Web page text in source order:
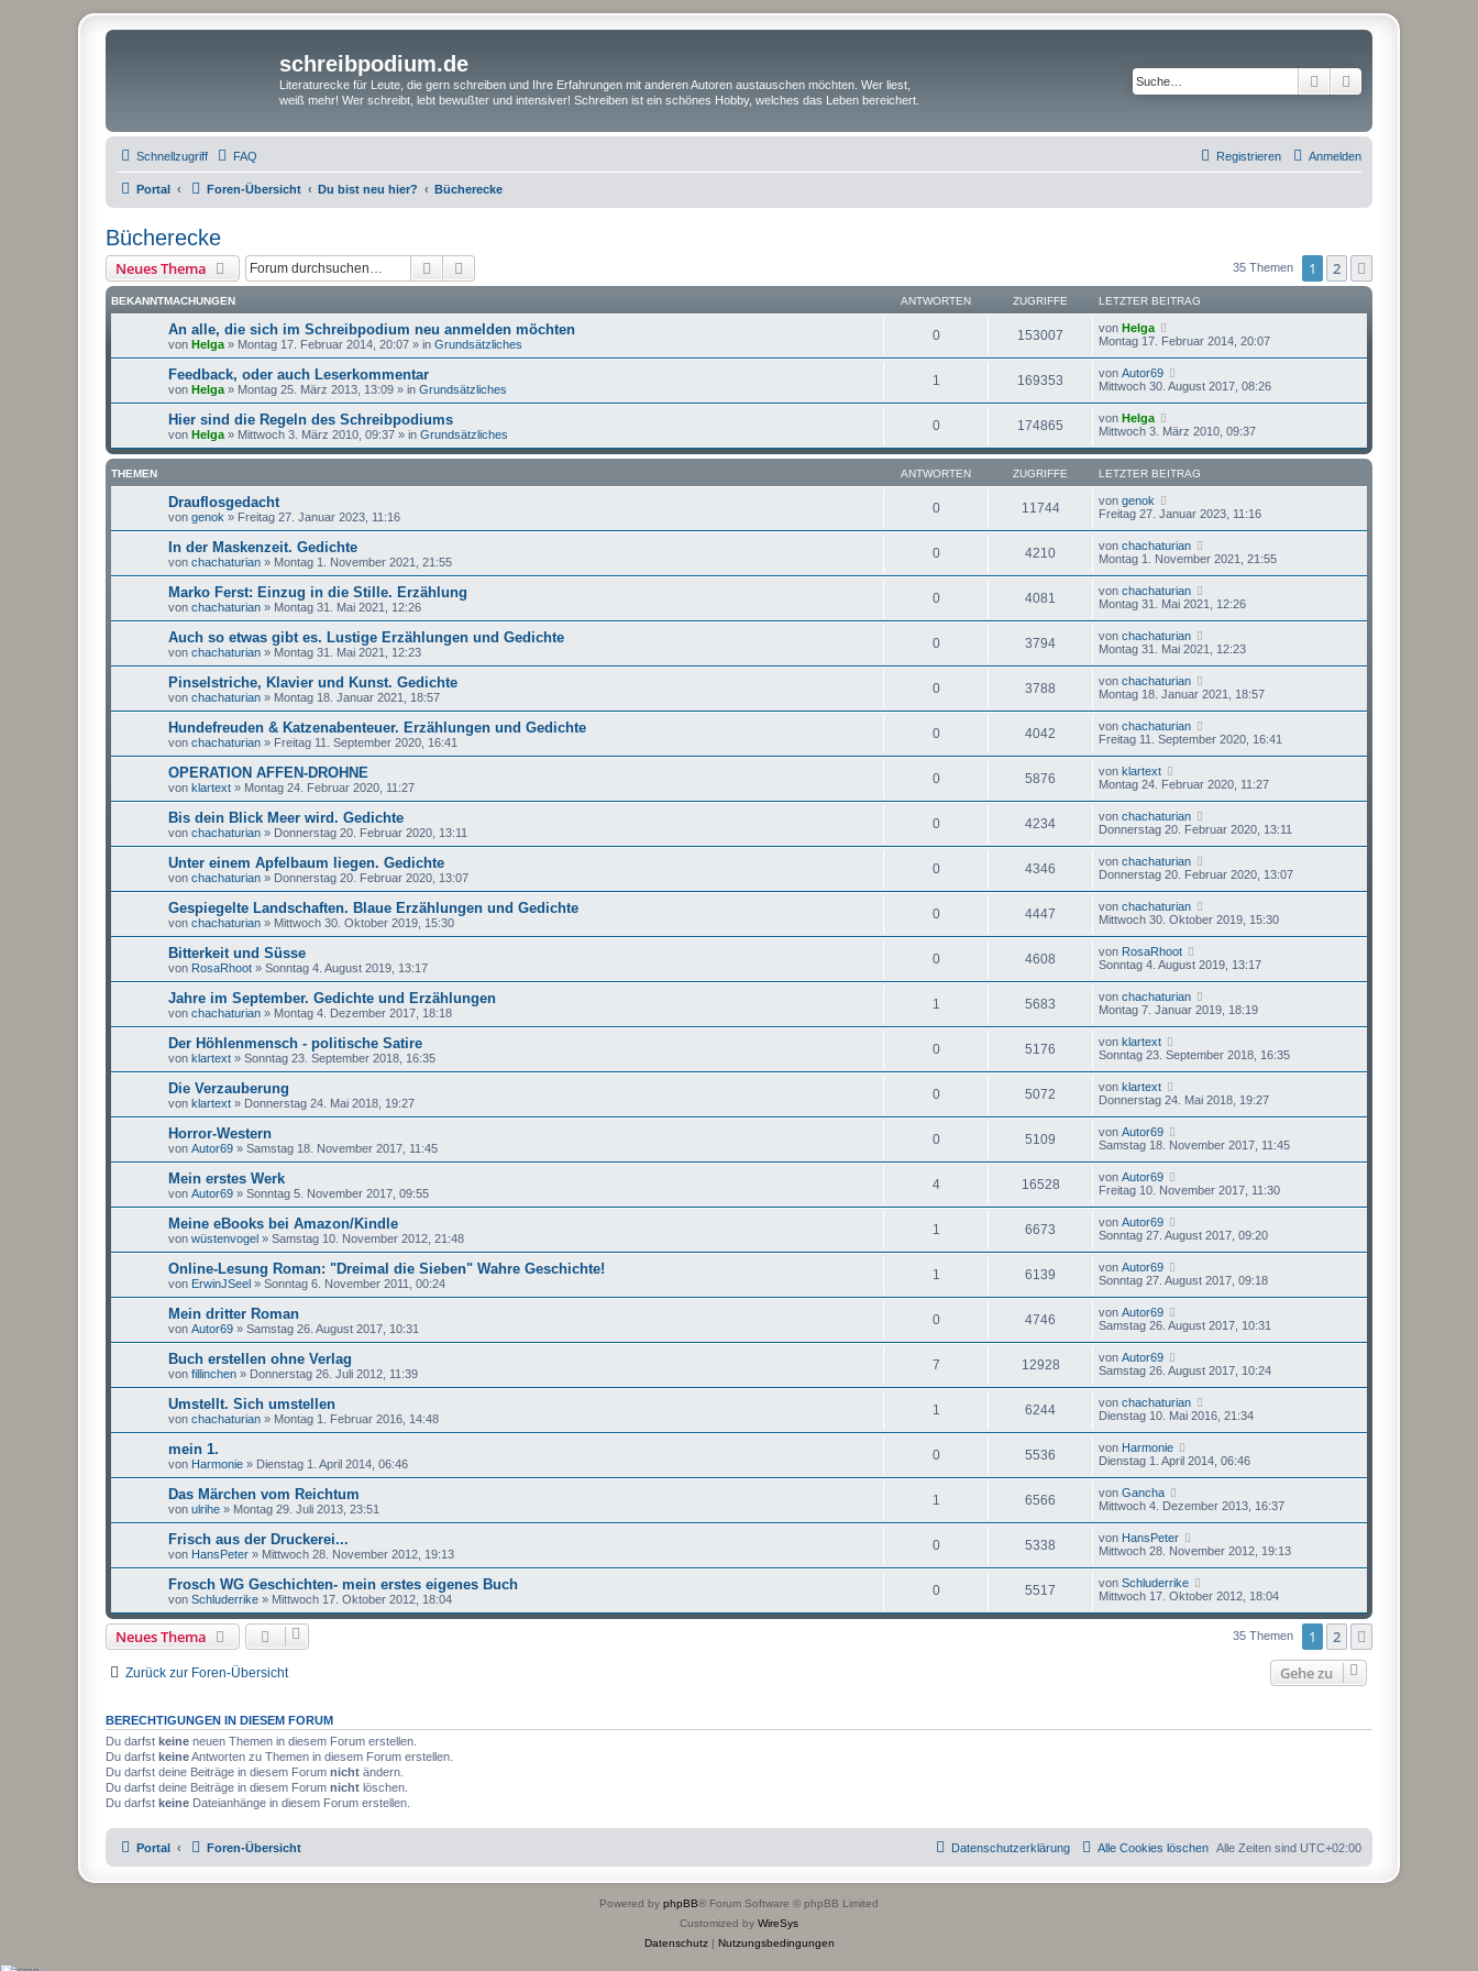
schreibpodium.de
Literaturecke für Leute, die gern schreiben und Ihre Erfahrungen mit anderen Autoren austauschen möchten. Wer liest,
weiß mehr! Wer schreibt, lebt bewußter und intensiver! Schreiben ist ein schönes Hobby, welches das Leben bereichert.
Suche
Schnellzugriff FAQ Anmelden
Registrieren
Portal Foren-Übersicht Du bist neu hier? Bücherecke
Bücherecke
Neues Thema Suche 35 Themen 1 2
BEKANNTMACHUNGEN ANTWORTEN ZUGRIFFE LETZTER BEITRAG
An alle, die sich im Schreibpodium neu anmelden möchten
von Helga » Montag 17. Februar 2014, 20:07 » in Grundsätzliches
0 153007 von Helga
Montag 17. Februar 2014, 20:07
Feedback, oder auch Leserkommentar
von Helga » Montag 25. März 2013, 13:09 » in Grundsätzliches
1 169353 von Autor69
Mittwoch 30. August 2017, 08:26
Hier sind die Regeln des Schreibpodiums
von Helga » Mittwoch 3. März 2010, 09:37 » in Grundsätzliches
0 174865 von Helga
Mittwoch 3. März 2010, 09:37
THEMEN ANTWORTEN ZUGRIFFE LETZTER BEITRAG
Drauflosgedacht
von genok » Freitag 27. Januar 2023, 11:16
0 11744 von genok
Freitag 27. Januar 2023, 11:16
In der Maskenzeit. Gedichte
von chachaturian » Montag 1. November 2021, 21:55
0 4210 von chachaturian
Montag 1. November 2021, 21:55
Marko Ferst: Einzug in die Stille. Erzählung
von chachaturian » Montag 31. Mai 2021, 12:26
0 4081 von chachaturian
Montag 31. Mai 2021, 12:26
Auch so etwas gibt es. Lustige Erzählungen und Gedichte
von chachaturian » Montag 31. Mai 2021, 12:23
0 3794 von chachaturian
Montag 31. Mai 2021, 12:23
Pinselstriche, Klavier und Kunst. Gedichte
von chachaturian » Montag 18. Januar 2021, 18:57
0 3788 von chachaturian
Montag 18. Januar 2021, 18:57
Hundefreuden & Katzenabenteuer. Erzählungen und Gedichte
von chachaturian » Freitag 11. September 2020, 16:41
0 4042 von chachaturian
Freitag 11. September 2020, 16:41
OPERATION AFFEN-DROHNE
von klartext » Montag 24. Februar 2020, 11:27
0 5876 von klartext
Montag 24. Februar 2020, 11:27
Bis dein Blick Meer wird. Gedichte
von chachaturian » Donnerstag 20. Februar 2020, 13:11
0 4234 von chachaturian
Donnerstag 20. Februar 2020, 13:11
Unter einem Apfelbaum liegen. Gedichte
von chachaturian » Donnerstag 20. Februar 2020, 13:07
0 4346 von chachaturian
Donnerstag 20. Februar 2020, 13:07
Gespiegelte Landschaften. Blaue Erzählungen und Gedichte
von chachaturian » Mittwoch 30. Oktober 2019, 15:30
0 4447 von chachaturian
Mittwoch 30. Oktober 2019, 15:30
Bitterkeit und Süsse
von RosaRhoot » Sonntag 4. August 2019, 13:17
0 4608 von RosaRhoot
Sonntag 4. August 2019, 13:17
Jahre im September. Gedichte und Erzählungen
von chachaturian » Montag 4. Dezember 2017, 18:18
1 5683 von chachaturian
Montag 7. Januar 2019, 18:19
Der Höhlenmensch - politische Satire
von klartext » Sonntag 23. September 2018, 16:35
0 5176 von klartext
Sonntag 23. September 2018, 16:35
Die Verzauberung
von klartext » Donnerstag 24. Mai 2018, 19:27
0 5072 von klartext
Donnerstag 24. Mai 2018, 19:27
Horror-Western
von Autor69 » Samstag 18. November 2017, 11:45
0 5109 von Autor69
Samstag 18. November 2017, 11:45
Mein erstes Werk
von Autor69 » Sonntag 5. November 2017, 09:55
4 16528 von Autor69
Freitag 10. November 2017, 11:30
Meine eBooks bei Amazon/Kindle
von wüstenvogel » Samstag 10. November 2012, 21:48
1 6673 von Autor69
Sonntag 27. August 2017, 09:20
Online-Lesung Roman: "Dreimal die Sieben" Wahre Geschichte!
von ErwinJSeel » Sonntag 6. November 2011, 00:24
1 6139 von Autor69
Sonntag 27. August 2017, 09:18
Mein dritter Roman
von Autor69 » Samstag 26. August 2017, 10:31
0 4746 von Autor69
Samstag 26. August 2017, 10:31
Buch erstellen ohne Verlag
von fillinchen » Donnerstag 26. Juli 2012, 11:39
7 12928 von Autor69
Samstag 26. August 2017, 10:24
Umstellt. Sich umstellen
von chachaturian » Montag 1. Februar 2016, 14:48
1 6244 von chachaturian
Dienstag 10. Mai 2016, 21:34
mein 1.
von Harmonie » Dienstag 1. April 2014, 06:46
0 5536 von Harmonie
Dienstag 1. April 2014, 06:46
Das Märchen vom Reichtum
von ulrihe » Montag 29. Juli 2013, 23:51
1 6566 von Gancha
Mittwoch 4. Dezember 2013, 16:37
Frisch aus der Druckerei...
von HansPeter » Mittwoch 28. November 2012, 19:13
0 5338 von HansPeter
Mittwoch 28. November 2012, 19:13
Frosch WG Geschichten- mein erstes eigenes Buch
von Schluderrike » Mittwoch 17. Oktober 2012, 18:04
0 5517 von Schluderrike
Mittwoch 17. Oktober 2012, 18:04
Neues Thema 35 Themen 1 2
Zurück zur Foren-Übersicht Gehe zu
BERECHTIGUNGEN IN DIESEM FORUM
Du darfst keine neuen Themen in diesem Forum erstellen.
Du darfst keineAntworten zu Themen in diesem Forum erstellen.
Du darfst deine Beiträge in diesem Forum nicht ändern.
Du darfst deine Beiträge in diesem Forum nicht löschen.
Du darfst keine Dateianhänge in diesem Forum erstellen.
Portal Foren-Übersicht Alle Zeiten sind UTC+02:00
Alle Cookies löschen
Datenschutzerklärung
Powered by phpBB® Forum Software © phpBB Limited
Customized by WireSys
Datenschutz| Nutzungsbedingungen